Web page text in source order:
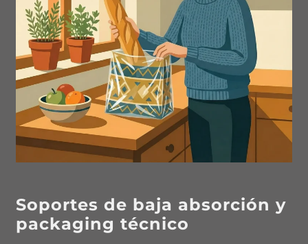
Soportes de baja absorción y
packaging técnico